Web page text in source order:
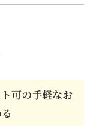
可の手軽なお